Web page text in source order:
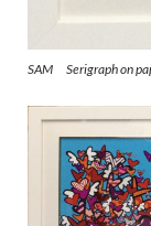
SAM Serigraph on